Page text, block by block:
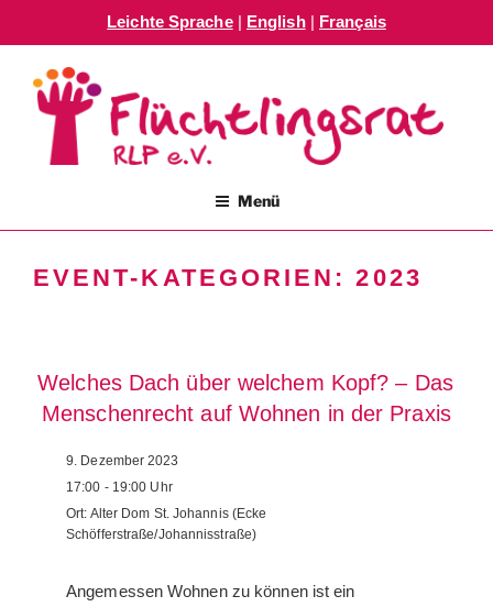
Leichte Sprache| English| Français
Inhalt
springen
FLÜCHTLINGSRAT RLP E.V.
Menü
EVENT-KATEGORIEN:2023
Welches Dach über welchem Kopf? – Das
Menschenrecht auf Wohnen in der Praxis
9. Dezember 2023
17:00 - 19:00 Uhr
Ort: Alter Dom St. Johannis (Ecke
Schöfferstraße/Johannisstraße)
Angemessen Wohnen zu können ist ein